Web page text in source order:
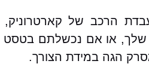
שיפוץ / החלפת מסרק הגה לב.מ.וו סדרה 5
או אם נכשלתם בטסט
הגה במידת הצורך.